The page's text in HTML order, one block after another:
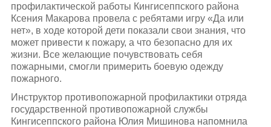
профилактической работы Кингисеппского района
Ксения Макарова провела с ребятами игру «Да или
нет», в ходе которой дети показали свои знания, что
может привести к пожару, а что безопасно для их
жизни. Все желающие почувствовать себя
пожарными, смогли примерить боевую одежду
пожарного.
Инструктор противопожарной профилактики отряда
государственной противопожарной службы
Кингисеппского района Юлия Мишинова напомнила